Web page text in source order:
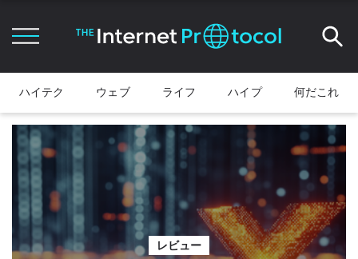
ハイテク ウェブ ライフ ハイプ 何だこれ
レビュー